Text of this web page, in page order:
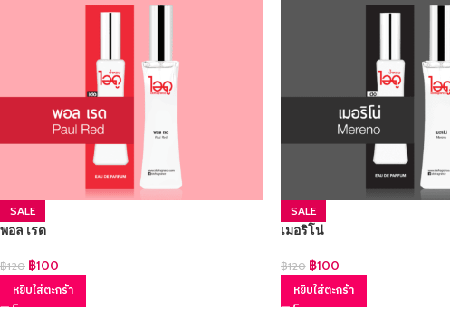
SALE
พอล เรด
฿120 ฿100
หยิบใส่ตะกร้า
SALE
เมอริโน่
฿120 ฿100
หยิบใส่ตะกร้า